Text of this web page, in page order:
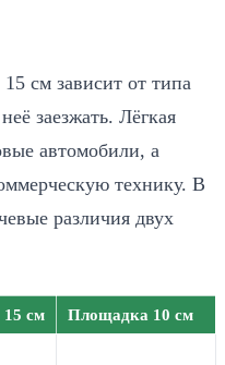
см зависит от типа
заезжать. Лёгкая
автомобили, а
технику. В
различия двух
см Площадка 10 см